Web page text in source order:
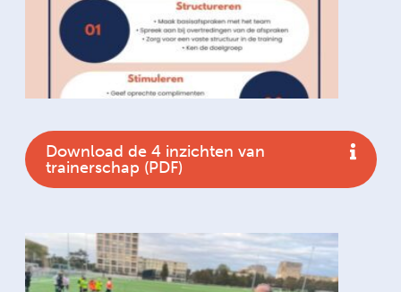
Download de 4 inzichten van
trainerschap (PDF)